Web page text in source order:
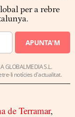
per a rebre
APUNTA'M
GLOBALMEDIA S.L.
li notícies d'actualitat.
de Terramar,